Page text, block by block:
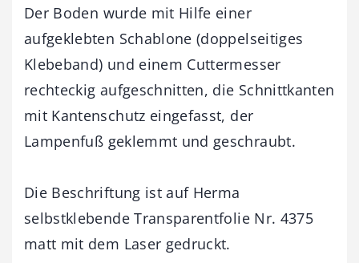
Der Boden wurde mit Hilfe einer
aufgeklebten Schablone (doppelseitiges
Klebeband) und einem Cuttermesser
rechteckig aufgeschnitten, die Schnittkanten
mit Kantenschutz eingefasst, der
Lampenfuß geklemmt und geschraubt.
Die Beschriftung ist auf Herma
selbstklebende Transparentfolie Nr. 4375
matt mit dem Laser gedruckt.